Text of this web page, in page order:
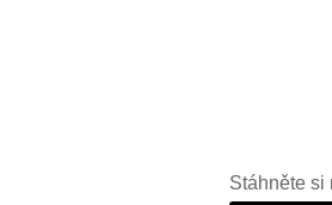
Stáhněte si